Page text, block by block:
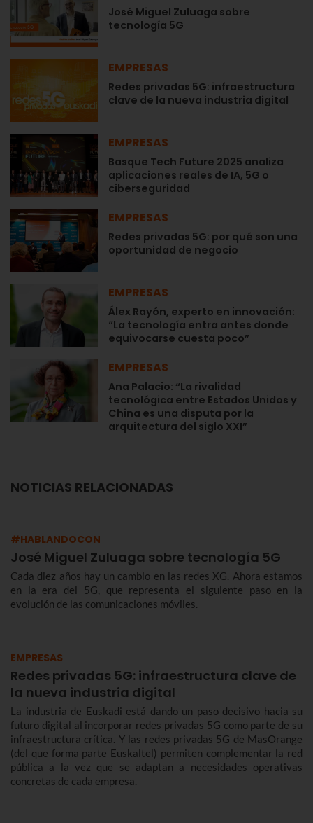
José Miguel Zuluaga sobre
tecnología 5G
EMPRESAS
Redes privadas 5G: infraestructura
clave de la nueva industria digital
EMPRESAS
Basque Tech Future 2025 analiza
aplicaciones reales de IA, 5G o
ciberseguridad
EMPRESAS
Redes privadas 5G: por qué son una
oportunidad de negocio
EMPRESAS
Álex Rayón, experto en innovación:
“La tecnología entra antes donde
equivocarse cuesta poco”
EMPRESAS
Ana Palacio: “La rivalidad
tecnológica entre Estados Unidos y
China es una disputa por la
arquitectura del siglo XXI”
NOTICIAS RELACIONADAS
#HABLANDOCON
José Miguel Zuluaga sobre tecnología 5G
Cada diez años hay un cambio en las redes XG. Ahora estamos
en la era del 5G, que representa el siguiente paso en la
evolución de las comunicaciones móviles.
EMPRESAS
Redes privadas 5G: infraestructura clave de
la nueva industria digital
La industria de Euskadi está dando un paso decisivo hacia su
futuro digital al incorporar redes privadas 5G como parte de su
infraestructura crítica. Y las redes privadas 5G de MasOrange
(del que forma parte Euskaltel) permiten complementar la red
pública a la vez que se adaptan a necesidades operativas
concretas de cada empresa.